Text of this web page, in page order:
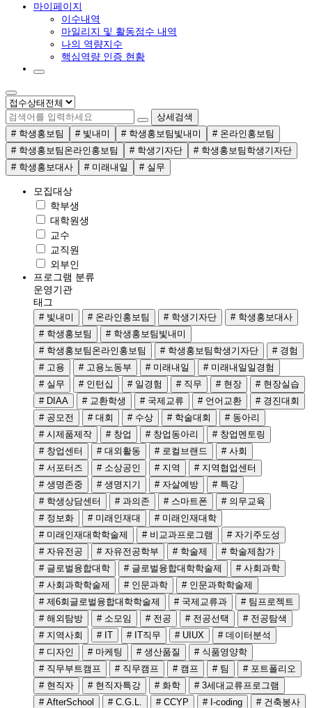
마이페이지
이수내역
마일리지 및 활동점수 내역
나의 역량지수
핵심역량 인증 현황
상세검색
# 학생홍보팀
# 빛내미 # 학생홍보팀빛내미
# 온라인홍보팀
# 학생홍보팀온라인홍보팀
# 학생기자단
# 학생홍보팀학생기자단
# 학생홍보대사
# 미래내일 # 실무
모집대상
학부생
대학원생
교수
교직원
외부인
프로그램 분류
운영기관
태그
# 빛내미
# 온라인홍보팀 # 학생기자단
# 학생홍보대사
# 학생홍보팀
# 학생홍보팀빛내미
# 학생홍보팀온라인홍보팀
# 학생홍보팀학생기자단
# 경험
# 고용
# 고용노동부 # 미래내일
# 미래내일일경험
# 실무
# 인턴십 # 일경험 # 직무 # 현장
# 현장실습
# DIAA
# 교환학생 # 국제교류 # 언어교환
# 경진대회
# 공모전
# 대회 # 수상 # 학술대회
# 동아리
# 시제품제작
# 창업 # 창업동아리
# 창업멘토링
# 창업센터
# 대외활동 # 로컬브랜드
# 사회
# 서포터즈
# 소상공인 # 지역
# 지역협업센터
# 생명존중
# 생명지기 # 자살예방
# 특강
# 학생상담센터
# 과의존 # 스마트폰
# 의무교육
# 정보화
# 미래인재대
# 미래인재대학
# 미래인재대학학술제
# 비교과프로그램
# 자기주도성
# 자유전공
# 자유전공학부 # 학술제
# 학술제참가
# 글로벌융합대학
# 글로벌융합대학학술제
# 사회과학
# 사회과학학술제
# 인문과학
# 인문과학학술제
# 제6회글로벌융합대학학술제
# 국제교류과
# 팀프로젝트
# 해외탐방
# 소모임 # 전공 # 전공선택
# 전공탐색
# 지역사회
# IT # IT직무 # UIUX
# 데이터분석
# 디자인
# 마케팅 # 생산품질
# 식품영양학
# 직무부트캠프
# 직무캠프 # 캠프 # 팀
# 포트폴리오
# 현직자
# 현직자특강 # 화학
# 3세대교류프로그램
# AfterSchool
# C.G.L. # CCYP # I-coding
# 건축봉사